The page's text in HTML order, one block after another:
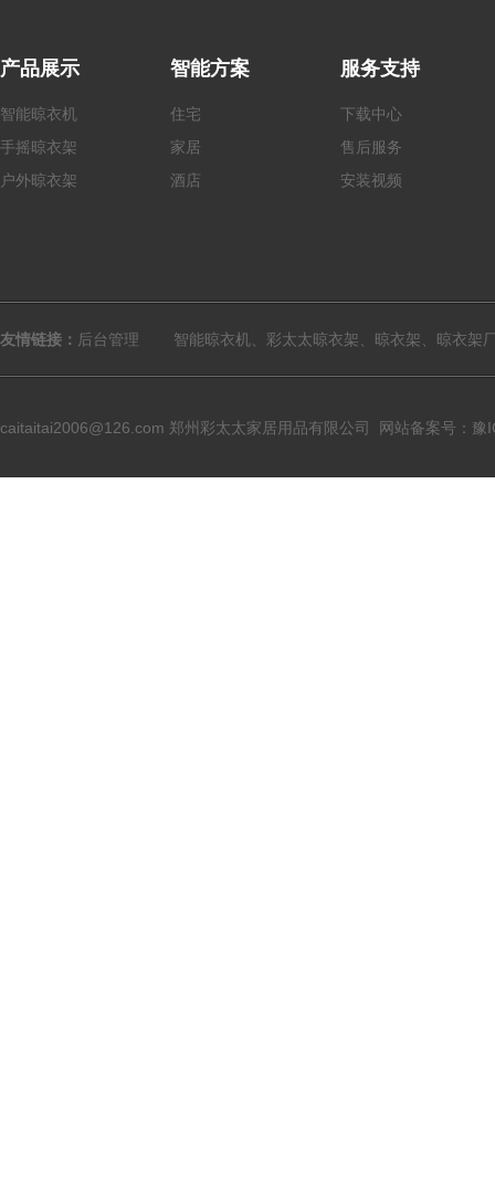
产品展示
智能晾衣机
手摇晾衣架
户外晾衣架
智能方案
住宅
家居
酒店
服务支持
下载中心
售后服务
安装视频
友情链接： 后台管理 智能晾衣机、彩太太晾衣架、晾衣架、晾衣架
caitaitai2006@126.com 郑州彩太太家居用品有限公司 网站备案号：豫